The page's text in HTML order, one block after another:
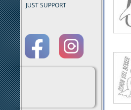
JUST SUPPORT